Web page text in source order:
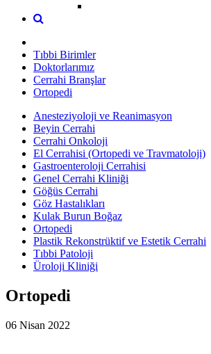
Tıbbi Birimler
Doktorlarımız
Cerrahi Branşlar
Ortopedi
Anesteziyoloji ve Reanimasyon
Beyin Cerrahi
Cerrahi Onkoloji
El Cerrahisi (Ortopedi ve Travmatoloji)
Gastroenteroloji Cerrahisi
Genel Cerrahi Kliniği
Göğüs Cerrahi
Göz Hastalıkları
Kulak Burun Boğaz
Ortopedi
Plastik Rekonstrüktif ve Estetik Cerrahi
Tıbbi Patoloji
Üroloji Kliniği
Ortopedi
06 Nisan 2022